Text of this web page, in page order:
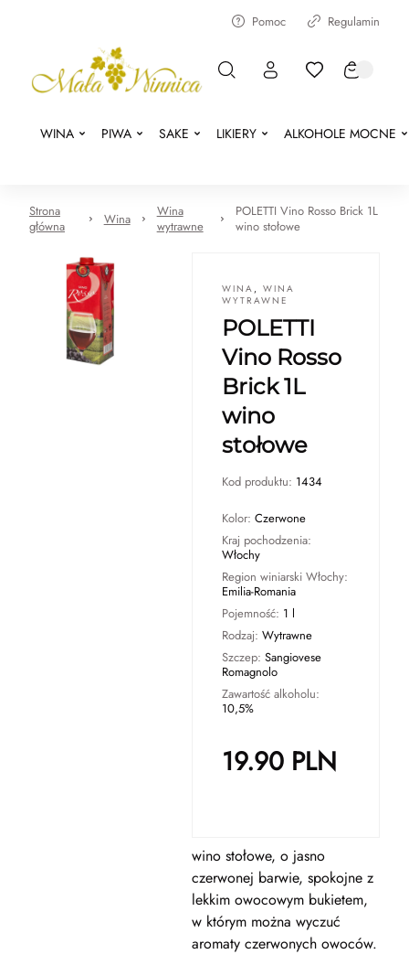
Pomoc Regulamin
WINA PIWA SAKE LIKIERY ALKOHOLE MOCNE
Strona
główna
Wina
Wina
wytrawne
POLETTI Vino Rosso Brick 1L
wino stołowe
WINA , WINA
WYTRAWNE
POLETTI
Vino Rosso
Brick 1L
wino
stołowe
Kod produktu: 1434
Kolor: Czerwone
Kraj pochodzenia:
Włochy
Region winiarski Włochy:
Emilia-Romania
Pojemność: 1 l
Rodzaj: Wytrawne
Szczep: Sangiovese
Romagnolo
Zawartość alkoholu:
10,5%
19.90PLN
wino stołowe, o jasno
czerwonej barwie, spokojne z
lekkim owocowym bukietem,
w którym można wyczuć
aromaty czerwonych owoców.